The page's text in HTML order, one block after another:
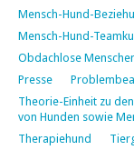
Mensch-Hund-
Mensch-Hund-
Obdachlose
Presse
Theorie-Einheit zu
von Hunden sowie
Therapiehund